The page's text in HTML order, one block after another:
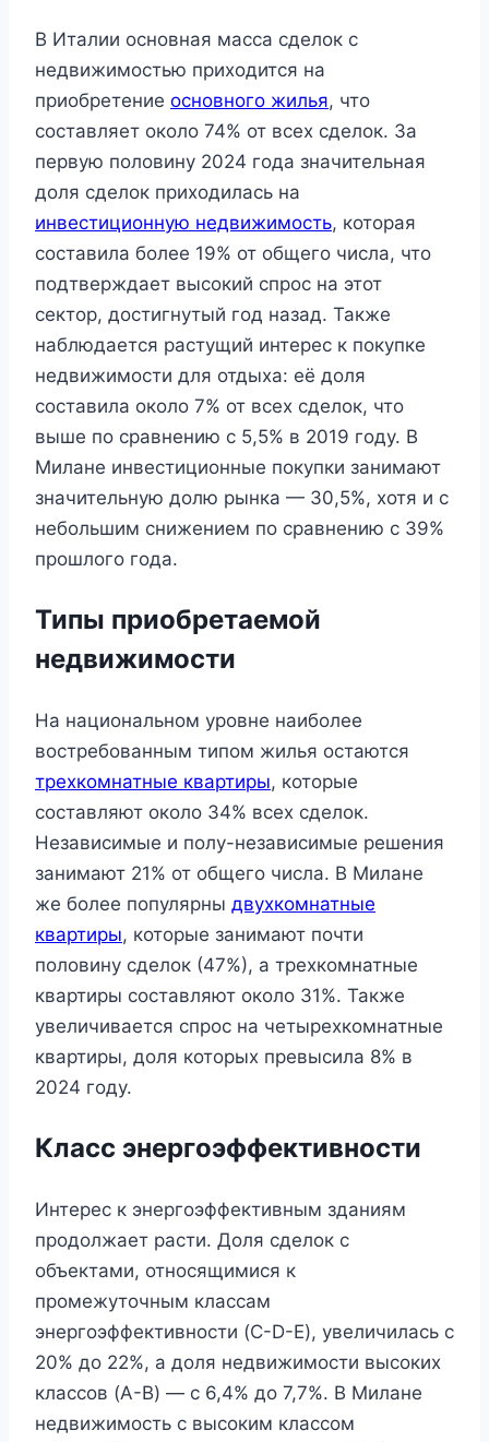
В Италии основная масса сделок с
недвижимостью приходится на
приобретение основного жилья, что
составляет около 74% от всех сделок. За
первую половину 2024 года значительная
доля сделок приходилась на
инвестиционную недвижимость, которая
составила более 19% от общего числа, что
подтверждает высокий спрос на этот
сектор, достигнутый год назад. Также
наблюдается растущий интерес к покупке
недвижимости для отдыха: её доля
составила около 7% от всех сделок, что
выше по сравнению с 5,5% в 2019 году. В
Милане инвестиционные покупки занимают
значительную долю рынка — 30,5%, хотя и с
небольшим снижением по сравнению с 39%
прошлого года.
Типы приобретаемой
недвижимости
На национальном уровне наиболее
востребованным типом жилья остаются
трехкомнатные квартиры, которые
составляют около 34% всех сделок.
Независимые и полу-независимые решения
занимают 21% от общего числа. В Милане
же более популярны двухкомнатные
квартиры, которые занимают почти
половину сделок (47%), а трехкомнатные
квартиры составляют около 31%. Также
увеличивается спрос на четырехкомнатные
квартиры, доля которых превысила 8% в
2024 году.
Класс энергоэффективности
Интерес к энергоэффективным зданиям
продолжает расти. Доля сделок с
объектами, относящимися к
промежуточным классам
энергоэффективности (C-D-E), увеличилась с
20% до 22%, а доля недвижимости высоких
классов (A-B) — с 6,4% до 7,7%. В Милане
недвижимость с высоким классом